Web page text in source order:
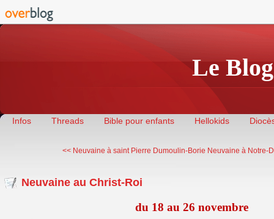
Le
Infos Threads Bible pour enfants Hellokids
<< Neuvaine à saint Pierre Dumoulin-Borie Neuvaine à Notre-
Neuvaine au Christ-Roi
du 18 au 26 novembre